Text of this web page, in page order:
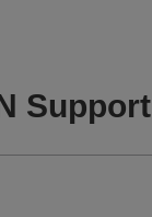
Support